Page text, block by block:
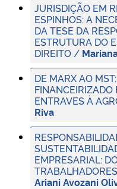
JURISDIÇÃO EM
ESPINHOS: A
DA TESE DA
ESTRUTURA DO
DIREITO /
DE MARX AO
FINANCEIRIZADO
ENTRAVES À
Riva
EMPRESARIAL:
Ariani Avozani